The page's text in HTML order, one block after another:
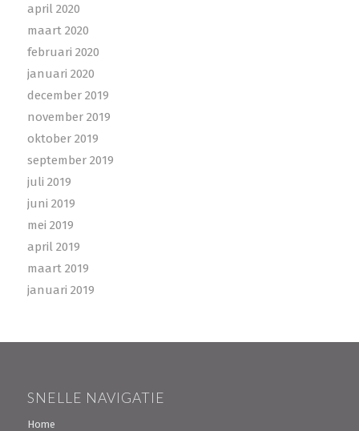
april 2020
maart 2020
februari 2020
januari 2020
december 2019
november 2019
oktober 2019
september 2019
juli 2019
juni 2019
mei 2019
april 2019
maart 2019
januari 2019
SNELLE NAVIGATIE
Home